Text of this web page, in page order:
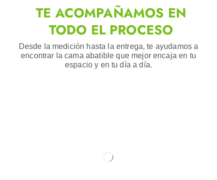
TE ACOMPAÑAMOS EN
TODO EL PROCESO
Desde la medición hasta la entrega, te ayudamos a
encontrar la cama abatible que mejor encaja en tu
espacio y en tu día a día.